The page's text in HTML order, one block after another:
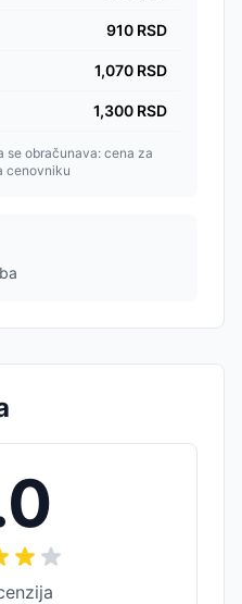
910 RSD
1,070 RSD
1,300 RSD
se obračunava: cena za
cenovniku